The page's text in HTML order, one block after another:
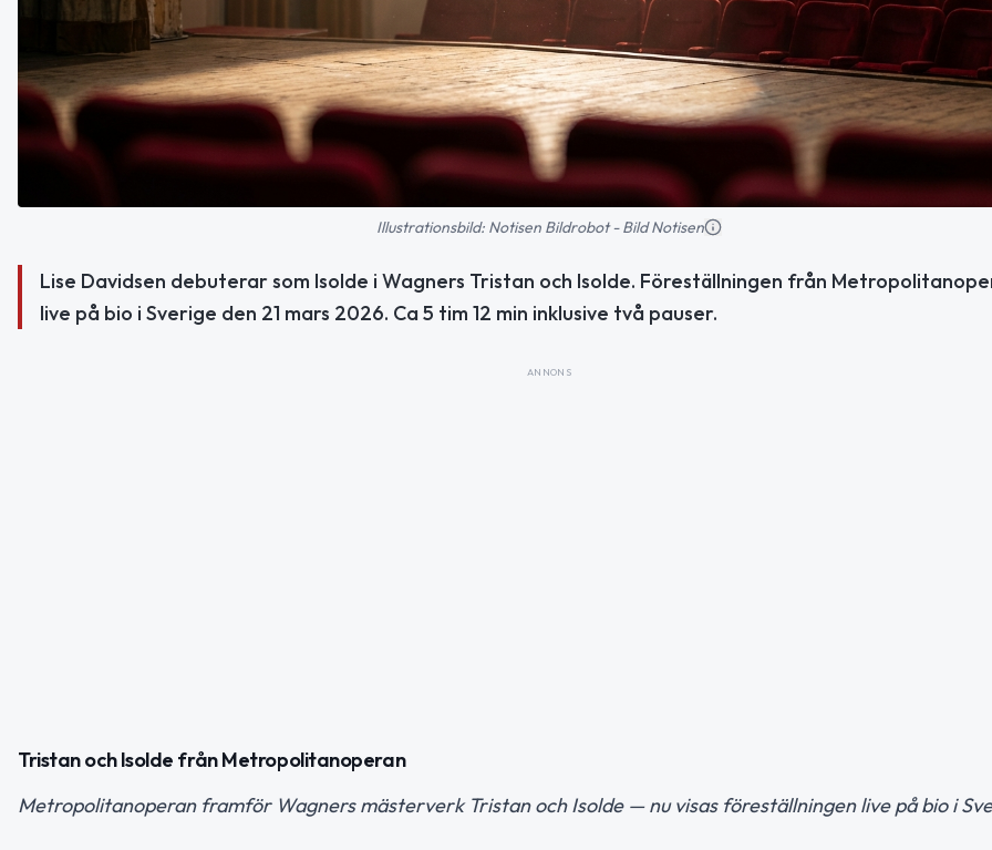
Illustrationsbild: Notisen Bildrobot - Bild Notisen
Lise Davidsen debuterar som Isolde i Wagners Tristan och Isolde. Föreställningen från
live på bio i Sverige den 21 mars 2026. Ca 5 tim 12 min inklusive två pauser.
ANNONS
Tristan och Isolde från Metropolitanoperan
Metropolitanoperan framför Wagners mästerverk Tristan och Isolde — nu visas föreställningen live på bio i